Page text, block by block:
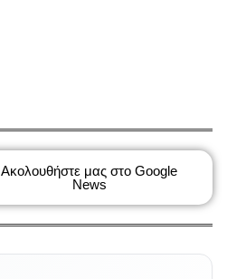
Ακολουθήστε μας στο Google
News